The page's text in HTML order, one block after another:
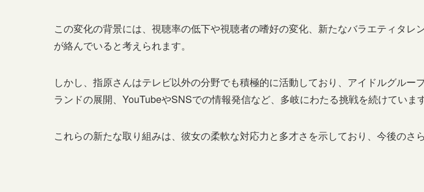
この変化の背景には、視聴率の低下や視聴者の嗜好の変化、新たなバラエティタレ
が絡んでいると考えられます。
しかし、指原さんはテレビ以外の分野でも積極的に活動しており、アイドルグルー
ランドの展開、YouTubeやSNSでの情報発信など、多岐にわたる挑戦を続けています
これらの新たな取り組みは、彼女の柔軟な対応力と多才さを示しており、今後のさ